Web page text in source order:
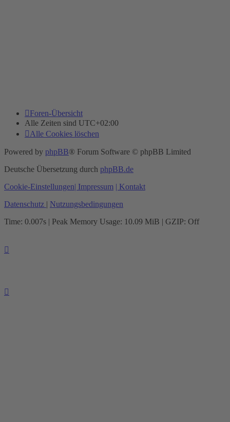
Foren-Übersicht
Alle Zeiten sind UTC+02:00
Alle Cookies löschen
Powered by phpBB® Forum Software © phpBB Limited
Deutsche Übersetzung durch phpBB.de
Cookie-Einstellungen| Impressum | Kontakt
Datenschutz | Nutzungsbedingungen
Time: 0.007s | Peak Memory Usage: 10.09 MiB | GZIP: Off